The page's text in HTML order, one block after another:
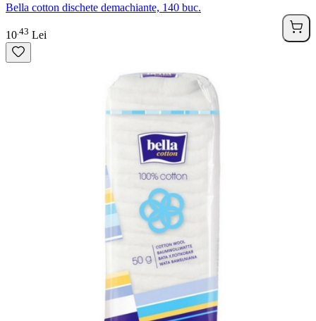
Bella cotton dischete demachiante, 140 buc.
10 43 Lei